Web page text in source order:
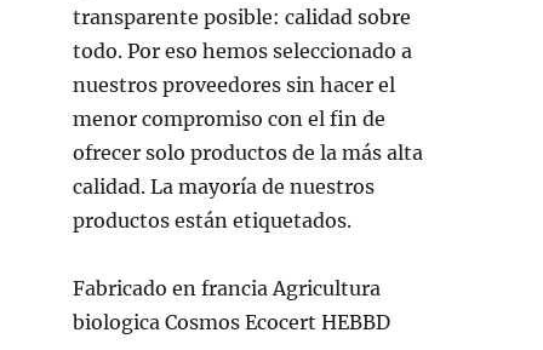
transparente posible: calidad sobre
todo. Por eso hemos seleccionado a
nuestros proveedores sin hacer el
menor compromiso con el fin de
ofrecer solo productos de la más alta
calidad. La mayoría de nuestros
productos están etiquetados.
Fabricado en francia Agricultura
biologica Cosmos Ecocert HEBBD